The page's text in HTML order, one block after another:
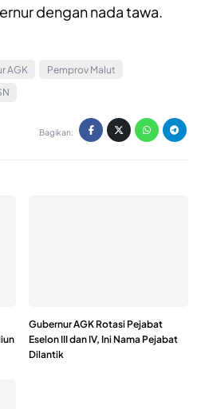
dengan nada tawa.
AGK
Pemprov Malut
Bagikan:
Gubernur AGK Rotasi Pejabat
Eselon III dan IV, Ini Nama Pejabat
Dilantik